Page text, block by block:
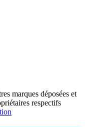
marques déposées et
respectifs